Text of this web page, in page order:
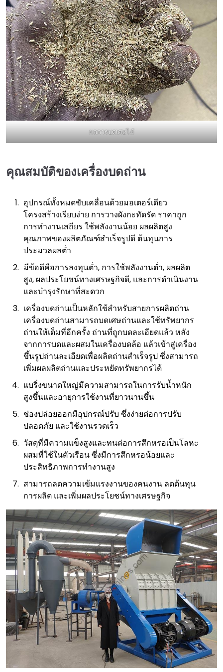
ผลการบดเศษไม้
คุณสมบัติของเครื่องบดถ่าน
อุปกรณ์ทั้งหมดขับเคลื่อนด้วยมอเตอร์เดียว
โครงสร้างเรียบง่าย การวางผังกะทัดรัด ราคาถูก
การทำงานเสถียร ใช้พลังงานน้อย ผลผลิตสูง
คุณภาพของผลิตภัณฑ์สำเร็จรูปดี ต้นทุนการ
ประมวลผลต่ำ
มีข้อดีคือการลงทุนต่ำ, การใช้พลังงานต่ำ, ผลผลิต
สูง, ผลประโยชน์ทางเศรษฐกิจดี, และการดำเนินงาน
และบำรุงรักษาที่สะดวก
เครื่องบดถ่านเป็นหลักใช้สำหรับสายการผลิตถ่าน
เครื่องบดถ่านสามารถบดเศษถ่านและใช้ทรัพยากร
ถ่านให้เต็มที่อีกครั้ง ถ่านที่ถูกบดละเอียดแล้ว หลัง
จากการบดและผสมในเครื่องบดล้อ แล้วเข้าสู่เครื่อง
ขึ้นรูปถ่านละเอียดเพื่อผลิตถ่านสำเร็จรูป ซึ่งสามารถ
เพิ่มผลผลิตถ่านและประหยัดทรัพยากรได้
แบริ่งขนาดใหญ่มีความสามารถในการรับน้ำหนัก
สูงขึ้นและอายุการใช้งานที่ยาวนานขึ้น
ช่องปล่อยออกมีอุปกรณ์ปรับ ซึ่งง่ายต่อการปรับ
ปลอดภัย และใช้งานรวดเร็ว
วัสดุที่มีความแข็งสูงและทนต่อการสึกหรอเป็นโลหะ
ผสมที่ใช้ในตัวเรือน ซึ่งมีการสึกหรอน้อยและ
ประสิทธิภาพการทำงานสูง
สามารถลดความเข้มแรงงานของคนงาน ลดต้นทุน
การผลิต และเพิ่มผลประโยชน์ทางเศรษฐกิจ